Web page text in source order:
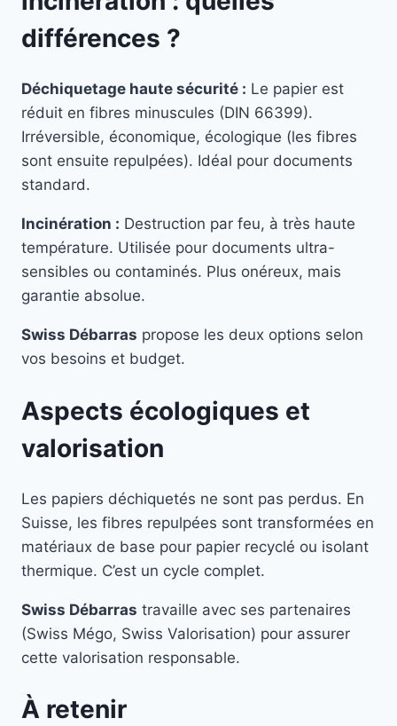
différences ?
Déchiquetage haute sécurité : Le papier est
réduit en fibres minuscules (DIN 66399).
Irréversible, économique, écologique (les fibres
sont ensuite repulpées). Idéal pour documents
standard.
Incinération : Destruction par feu, à très haute
température. Utilisée pour documents ultra-
sensibles ou contaminés. Plus onéreux, mais
garantie absolue.
Swiss Débarras propose les deux options selon
vos besoins et budget.
Aspects écologiques et
valorisation
Les papiers déchiquetés ne sont pas perdus. En
Suisse, les fibres repulpées sont transformées en
matériaux de base pour papier recyclé ou isolant
thermique. C’est un cycle complet.
Swiss Débarras travaille avec ses partenaires
(Swiss Mégo, Swiss Valorisation) pour assurer
cette valorisation responsable.
À retenir